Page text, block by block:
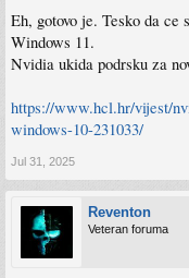
Eh, gotovo je. Tesko da ce
Windows 11.
Nvidia ukida podrsku za
https://www.hcl.hr/vijest/
windows-10-231033/
Jul 31, 2025
Reventon
Veteran foruma